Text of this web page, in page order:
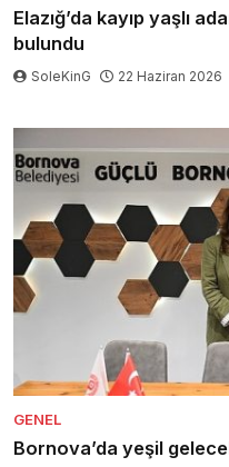
Elazığ’da kayıp yaşlı
bulundu
SoleKinG 22 Haziran 2026
GENEL
Bornova’da yeşil